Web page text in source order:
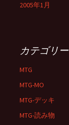
2005年1月
カテゴリー
MTG
MTG-MO
MTG-デッキ
MTG-読み物